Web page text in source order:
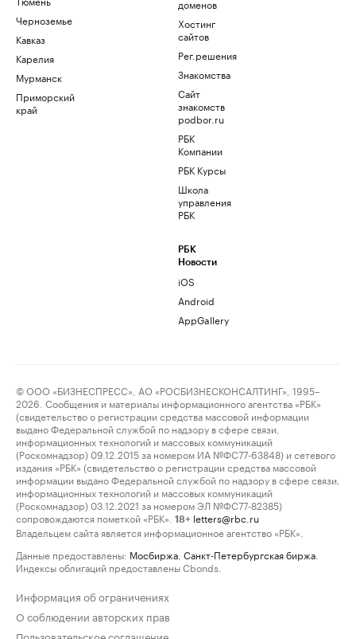
Черноземье
Кавказ
Карелия
Мурманск
Приморский
край
доменов
Хостинг
сайтов
Рег.решения
Знакомства
Сайт
знакомств
podbor.ru
РБК
Компании
РБК Курсы
Школа
управления
РБК
РБК
Новости
iOS
Android
AppGallery
© ООО «БИЗНЕСПРЕСС», АО «РОСБИЗНЕСКОНСАЛТИНГ», 1995–
2026. Сообщения и материалы информационного агентства «РБК»
(свидетельство о регистрации средства массовой информации
выдано Федеральной службой по надзору в сфере связи,
информационных технологий и массовых коммуникаций
(Роскомнадзор) 09.12.2015 за номером ИА №ФС77-63848) и сетевого
издания «РБК» (свидетельство о регистрации средства массовой
информации выдано Федеральной службой по надзору в сфере связи,
информационных технологий и массовых коммуникаций
(Роскомнадзор) 03.12.2021 за номером ЭЛ №ФС77-82385)
сопровождаются пометкой «РБК».
18+ letters@rbc.ru
Владельцем сайта является информационное агентство «РБК».
Данные предоставлены: Мосбиржа Санкт-Петербургская биржа
Индексы облигаций предоставлены Cbonds.
Информация об ограничениях
О соблюдении авторских прав
Пользовательское соглашение